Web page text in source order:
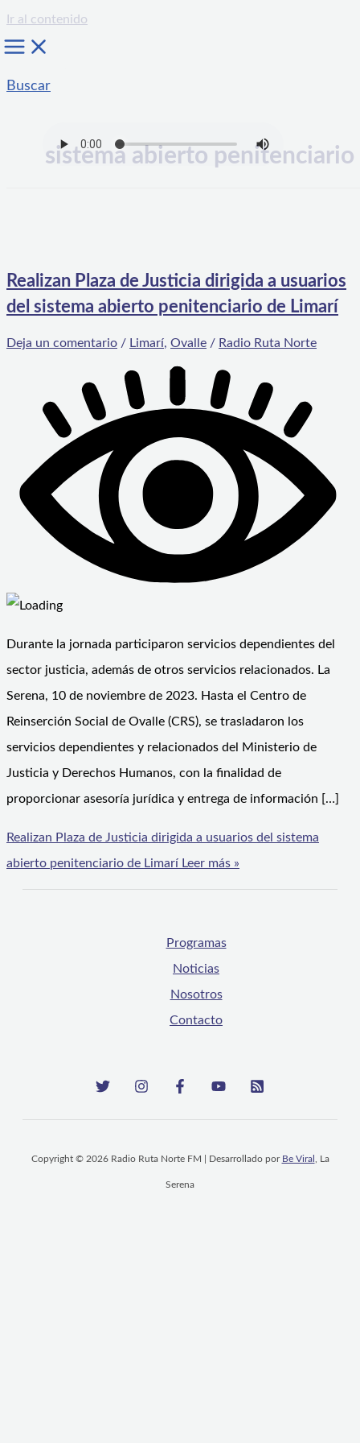
Ir al contenido
Buscar
sistema abierto penitenciario
Realizan Plaza de Justicia dirigida a usuarios
del sistema abierto penitenciario de Limarí
Deja un comentario / Limarí, Ovalle / Radio Ruta Norte
Durante la jornada participaron servicios dependientes del
sector justicia, además de otros servicios relacionados. La
Serena, 10 de noviembre de 2023. Hasta el Centro de
Reinserción Social de Ovalle (CRS), se trasladaron los
servicios dependientes y relacionados del Ministerio de
Justicia y Derechos Humanos, con la finalidad de
proporcionar asesoría jurídica y entrega de información […]
Realizan Plaza de Justicia dirigida a usuarios del sistema
abierto penitenciario de Limarí Leer más »
Programas
Noticias
Nosotros
Contacto
Copyright © 2026 Radio Ruta Norte FM | Desarrollado por Be Viral , La
Serena